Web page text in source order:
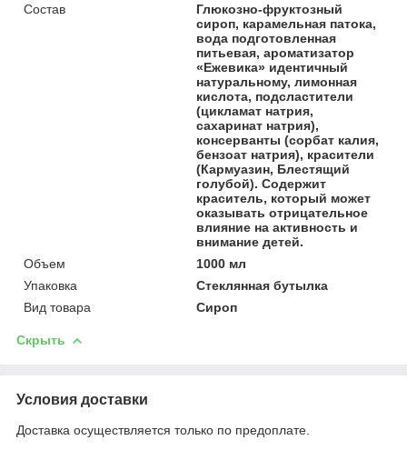
Состав
Глюкозно-фруктозный
сироп, карамельная патока,
вода подготовленная
питьевая, ароматизатор
«‎Ежевика»‎ идентичный
натуральному, лимонная
кислота, подсластители
(цикламат натрия,
сахаринат натрия),
консерванты (сорбат калия,
бензоат натрия), красители
(Кармуазин, Блестящий
голубой). Содержит
краситель, который может
оказывать отрицательное
влияние на активность и
внимание детей.
Объем
1000 мл
Упаковка
Стеклянная бутылка
Вид товара
Сироп
Скрыть
Условия доставки
Доставка осуществляется только по предоплате.